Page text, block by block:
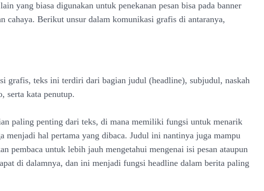
yang biasa digunakan untuk penekanan pesan bisa pada banner
cahaya. Berikut unsur dalam komunikasi grafis di antaranya,
grafis, teks ini terdiri dari bagian judul (headline), subjudul, naskah
serta kata penutup.
paling penting dari teks, di mana memiliki fungsi untuk menarik
menjadi hal pertama yang dibaca. Judul ini nantinya juga mampu
pembaca untuk lebih jauh mengetahui mengenai isi pesan ataupun
di dalamnya, dan ini menjadi fungsi headline dalam berita paling